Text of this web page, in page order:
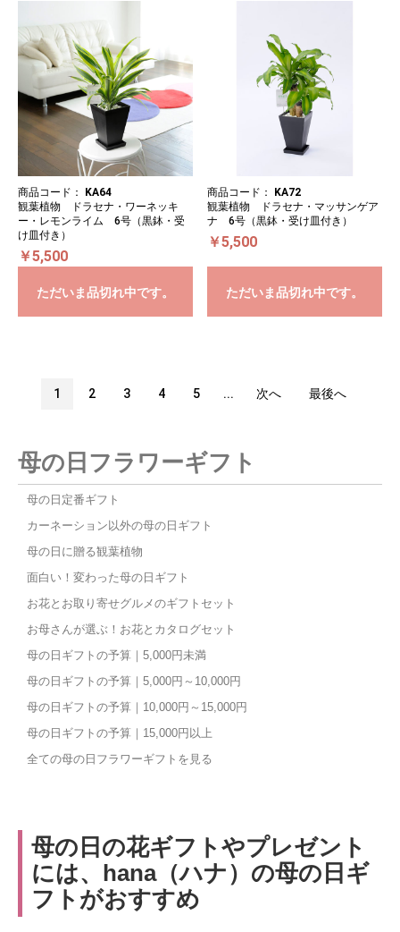
商品コード： KA64
観葉植物 ドラセナ・ワーネッキ
ー・レモンライム 6号（黒鉢・受
け皿付き）
￥5,500
ただいま品切れ中です。
商品コード： KA72
観葉植物 ドラセナ・マッサンゲア
ナ 6号（黒鉢・受け皿付き）
￥5,500
ただいま品切れ中です。
1 2 3 4 5 ... 次へ 最後へ
母の日フラワーギフト
母の日定番ギフト
カーネーション以外の母の日ギフト
母の日に贈る観葉植物
面白い！変わった母の日ギフト
お花とお取り寄せグルメのギフトセット
お母さんが選ぶ！お花とカタログセット
母の日ギフトの予算｜5,000円未満
母の日ギフトの予算｜5,000円～10,000円
母の日ギフトの予算｜10,000円～15,000円
母の日ギフトの予算｜15,000円以上
全ての母の日フラワーギフトを見る
母の日の花ギフトやプレゼント
には、hana（ハナ）の母の日ギ
フトがおすすめ